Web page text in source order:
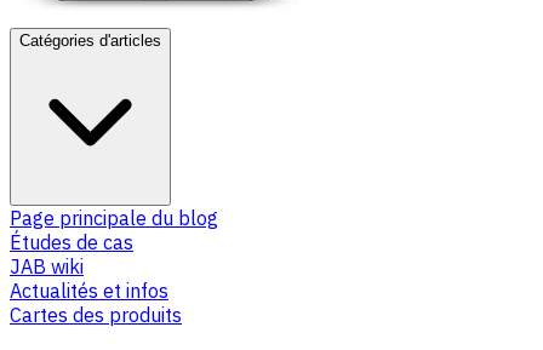
Catégories d'articles
Page principale du blog
Études de cas
JAB wiki
Actualités et infos
Cartes des produits